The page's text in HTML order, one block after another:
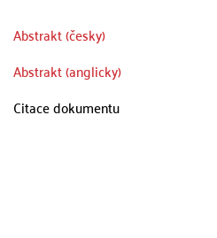
Abstrakt (česky)
Abstrakt (anglicky)
Citace dokumentu